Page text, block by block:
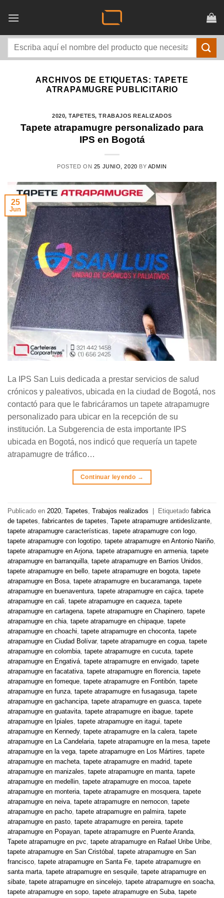
Buscar
ARCHIVOS DE ETIQUETAS: TAPETE
ATRAPAMUGRE PUBLICITARIO
2020,TAPETES,TRABAJOS REALIZADOS
Tapete atrapamugre personalizado para
IPS en Bogotá
POSTED ON 25 JUNIO, 2020 BY ADMIN
25
Jun
La IPS San Luis dedicada a prestar servicios de salud
crónicos y paleativos, ubicada en la ciudad de Bogotá, nos
contactó para que le fabricáramos un tapete atrapamugre
personalizado para ubicar en la recepción de su
institución. La Subgerencia de esta importante IPS
ubicada en Bogotá, nos indicó que requería un tapete
atrapamugre de tráfico…
Continuar leyendo →
Publicado en 2020, Tapetes, Trabajos realizados Etiquetado fabrica
de tapetes, fabricantes de tapetes, Tapete atrapamugre antideslizante,
tapete atrapamugre características, tapete atrapamugre con logo,
tapete atrapamugre con logotipo, tapete atrapamugre en Antonio Nariño,
tapete atrapamugre en Arjona, tapete atrapamugre en armenia, tapete
atrapamugre en barranquilla, tapete atrapamugre en Barrios Unidos,
tapete atrapamugre en bello, tapete atrapamugre en bogota, tapete
atrapamugre en Bosa, tapete atrapamugre en bucaramanga, tapete
atrapamugre en buenaventura, tapete atrapamugre en cajica, tapete
atrapamugre en cali, tapete atrapamugre en caqueza, tapete
atrapamugre en cartagena, tapete atrapamugre en Chapinero, tapete
atrapamugre en chia, tapete atrapamugre en chipaque, tapete
atrapamugre en choachi, tapete atrapamugre en choconta, tapete
atrapamugre en Ciudad Bolívar, tapete atrapamugre en cogua, tapete
atrapamugre en colombia, tapete atrapamugre en cucuta, tapete
atrapamugre en Engativá, tapete atrapamugre en envigado, tapete
atrapamugre en facatativa, tapete atrapamugre en florencia, tapete
atrapamugre en fomeque, tapete atrapamugre en Fontibón, tapete
atrapamugre en funza, tapete atrapamugre en fusagasuga, tapete
atrapamugre en gachancipa, tapete atrapamugre en guasca, tapete
atrapamugre en guatavita, tapete atrapamugre en ibague, tapete
atrapamugre en Ipiales, tapete atrapamugre en itagui, tapete
atrapamugre en Kennedy, tapete atrapamugre en la calera, tapete
atrapamugre en La Candelaria, tapete atrapamugre en la mesa, tapete
atrapamugre en la vega, tapete atrapamugre en Los Mártires, tapete
atrapamugre en macheta, tapete atrapamugre en madrid, tapete
atrapamugre en manizales, tapete atrapamugre en manta, tapete
atrapamugre en medellin, tapete atrapamugre en mocoa, tapete
atrapamugre en monteria, tapete atrapamugre en mosquera, tapete
atrapamugre en neiva, tapete atrapamugre en nemocon, tapete
atrapamugre en pacho, tapete atrapamugre en palmira, tapete
atrapamugre en pasto, tapete atrapamugre en pereira, tapete
atrapamugre en Popayan, tapete atrapamugre en Puente Aranda,
Tapete atrapamugre en pvc, tapete atrapamugre en Rafael Uribe Uribe,
tapete atrapamugre en San Cristóbal , tapete atrapamugre en San
francisco, tapete atrapamugre en Santa Fe, tapete atrapamugre en
santa marta, tapete atrapamugre en sesquile, tapete atrapamugre en
sibate, tapete atrapamugre en sincelejo, tapete atrapamugre en soacha,
tapete atrapamugre en sopo, tapete atrapamugre en Suba, tapete